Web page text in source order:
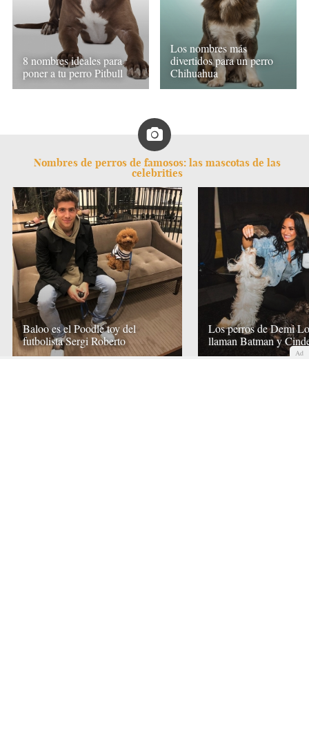
8 nombres ideales para
poner a tu perro Pitbull
Los nombres más
divertidos para un perro
Chihuahua
Nombres de perros de famosos: las mascotas de las
celebrities
Baloo es el Poodle toy del
futbolista Sergi Roberto
Los perros de Demi
llaman Batman y
Ad